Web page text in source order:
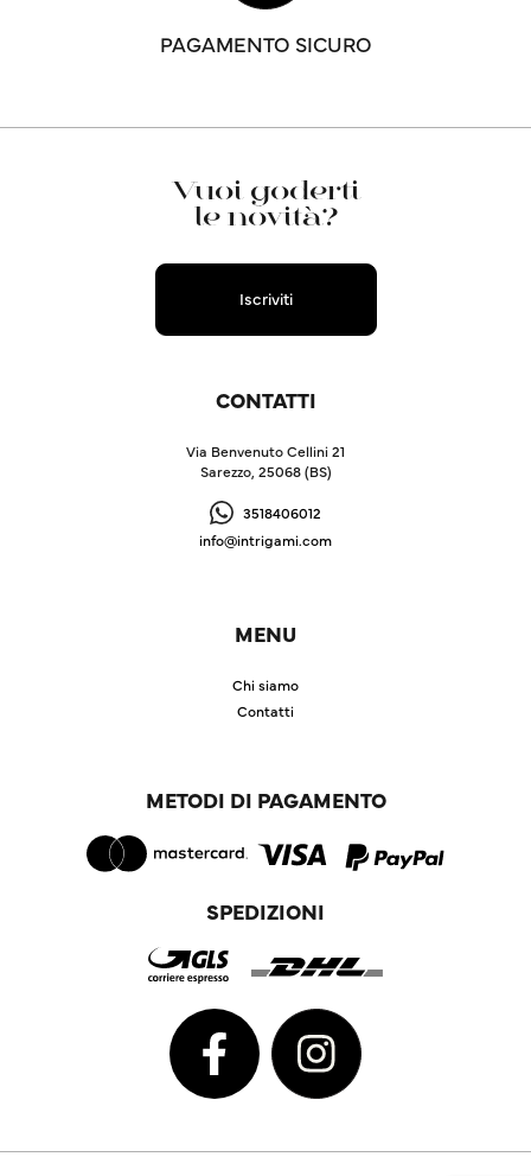
PAGAMENTO SICURO
Vuoi goderti
le novità?
Iscriviti
CONTATTI
Via Benvenuto Cellini 21
Sarezzo, 25068 (BS)
3518406012
info@intrigami.com
MENU
Chi siamo
Contatti
METODI DI PAGAMENTO
SPEDIZIONI